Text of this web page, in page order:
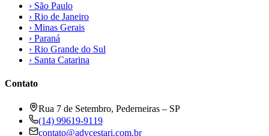
› São Paulo
› Rio de Janeiro
› Minas Gerais
› Paraná
› Rio Grande do Sul
› Santa Catarina
Contato
Rua 7 de Setembro, Pederneiras – SP
(14) 99619-9119
contato@advcestari.com.br